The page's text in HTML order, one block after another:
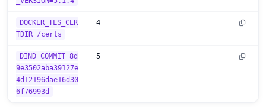
DOCKER_TLS_CER
TDIR=/certs
4
DIND_COMMIT=8d
9e3502aba39127e
4d12196dae16d30
6f76993d
5